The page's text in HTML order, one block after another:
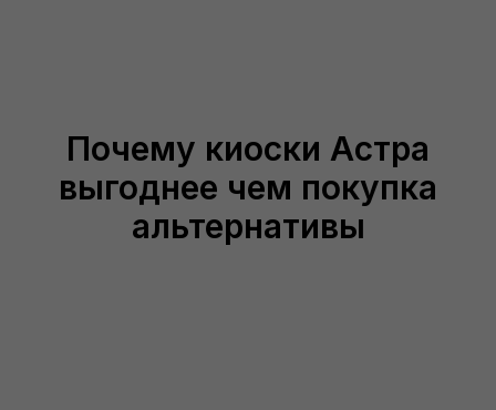
Почему киоски Астра
выгоднее чем покупка
альтернативы